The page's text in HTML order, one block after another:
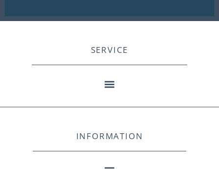
SERVICE
INFORMATION